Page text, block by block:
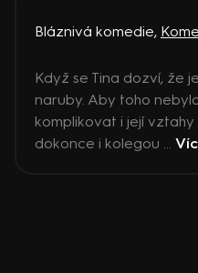
Bláznivá komedie,
Když se Tina dozví, že
naruby. Aby toho
komplikovat i její
dokonce i kolegou ...